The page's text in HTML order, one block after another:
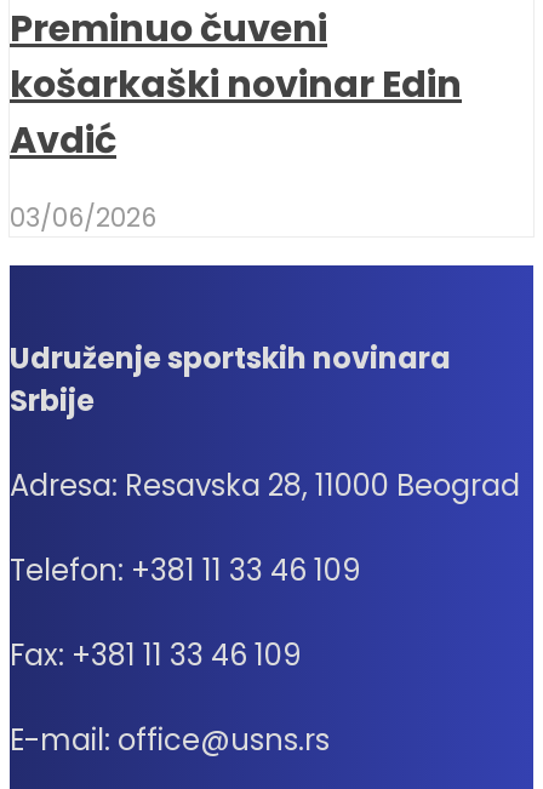
Preminuo čuveni
košarkaški novinar Edin
Avdić
03/06/2026
Udruženje sportskih novinara
Srbije
Adresa: Resavska 28, 11000 Beograd
Telefon: +381 11 33 46 109
Fax: +381 11 33 46 109
E-mail: office@usns.rs